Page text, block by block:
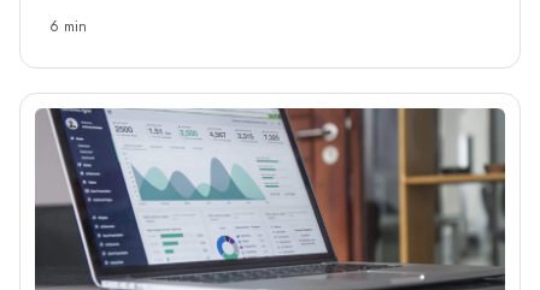
6 min